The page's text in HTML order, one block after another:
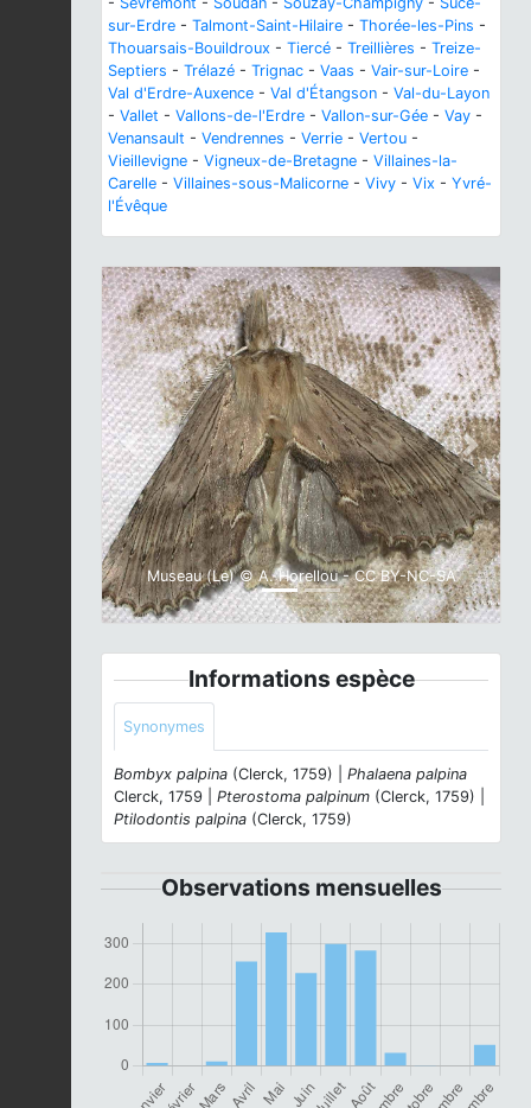
sur-Erdre - Talmont-Saint-Hilaire - Thorée-les-Pins -
Thouarsais-Bouildroux - Tiercé - Treillières - Treize-
Septiers - Trélazé - Trignac - Vaas - Vair-sur-Loire -
Val d'Erdre-Auxence - Val d'Étangson - Val-du-Layon
- Vallet - Vallons-de-l'Erdre - Vallon-sur-Gée - Vay -
Venansault - Vendrennes - Verrie - Vertou -
Vieillevigne - Vigneux-de-Bretagne - Villaines-la-
Carelle - Villaines-sous-Malicorne - Vivy - Vix - Yvré-
l'Évêque
Museau (Le) © A. Horellou - CC BY-NC-SA
Previous Next
Informations espèce
Synonymes
Bombyx palpina (Clerck, 1759) | Phalaena palpina
Clerck, 1759 | Pterostoma palpinum (Clerck, 1759) |
Ptilodontis palpina (Clerck, 1759)
Observations mensuelles